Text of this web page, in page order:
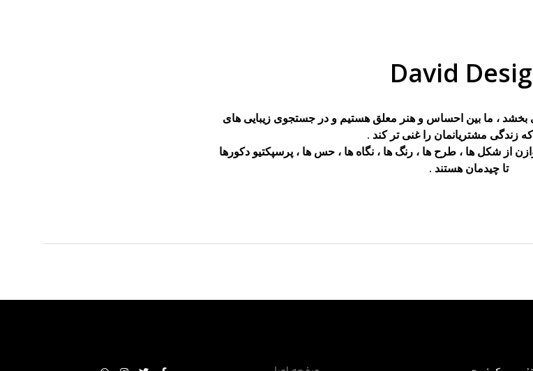
David
بخشد ، ما بین احساس و هنر معلق هستیم و در جستجوی زیبایی های
زندگی مشتریانمان را غنی تر کند .
از شکل ها ، طرح ها ، رنگ ها ، نگاه ها ، حس ها ، پرسپکتیو دکورها
تا چیدمان هستند .